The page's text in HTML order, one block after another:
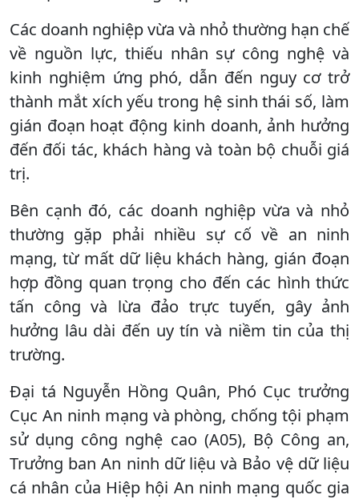
Các doanh nghiệp vừa và nhỏ thường hạn chế
về nguồn lực, thiếu nhân sự công nghệ và
kinh nghiệm ứng phó, dẫn đến nguy cơ trở
thành mắt xích yếu trong hệ sinh thái số, làm
gián đoạn hoạt động kinh doanh, ảnh hưởng
đến đối tác, khách hàng và toàn bộ chuỗi giá
trị.
Bên cạnh đó, các doanh nghiệp vừa và nhỏ
thường gặp phải nhiều sự cố về an ninh
mạng, từ mất dữ liệu khách hàng, gián đoạn
hợp đồng quan trọng cho đến các hình thức
tấn công và lừa đảo trực tuyến, gây ảnh
hưởng lâu dài đến uy tín và niềm tin của thị
trường.
Đại tá Nguyễn Hồng Quân, Phó Cục trưởng
Cục An ninh mạng và phòng, chống tội phạm
sử dụng công nghệ cao (A05), Bộ Công an,
Trưởng ban An ninh dữ liệu và Bảo vệ dữ liệu
cá nhân của Hiệp hội An ninh mạng quốc gia